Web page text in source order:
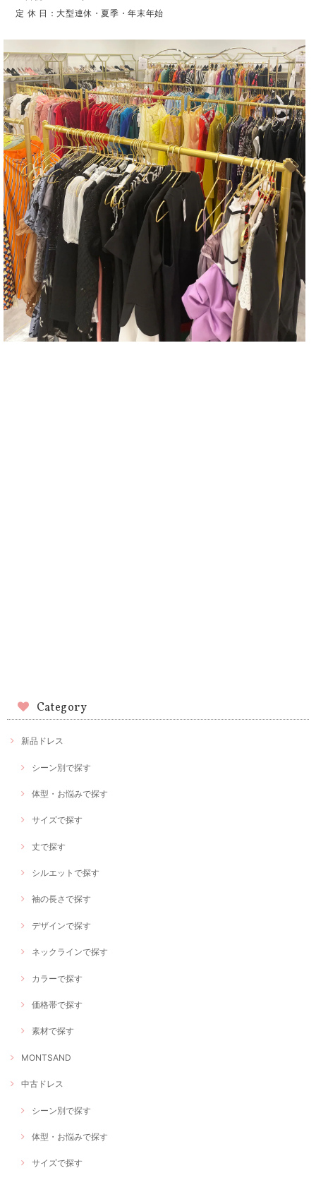
定 休 日：大型連休・夏季・年末年始
Category
新品ドレス
シーン別で探す
体型・お悩みで探す
サイズで探す
丈で探す
シルエットで探す
袖の長さで探す
デザインで探す
ネックラインで探す
カラーで探す
価格帯で探す
素材で探す
MONTSAND
中古ドレス
シーン別で探す
体型・お悩みで探す
サイズで探す